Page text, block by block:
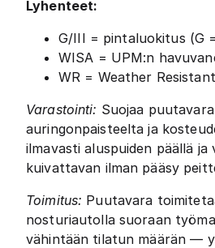
Lyhenteet:
G/III = pintaluokitus (G
WISA = UPM:n
WR = Weather
Varastointi: Suojaa
auringonpaisteelta ja
ilmavasti aluspuiden päällä ja
kuivattavan ilman pääsy
Toimitus: Puutavara
nosturiautolla suoraan
vähintään tilatun määrän —